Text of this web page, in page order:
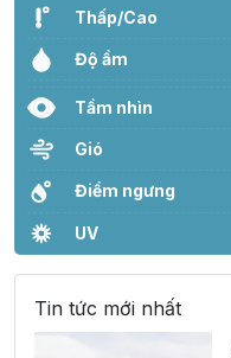
Thấp/Cao
Độ ẩm
Tầm nhìn
Gió
Điểm ngưng
UV
Tin tức mới nhất